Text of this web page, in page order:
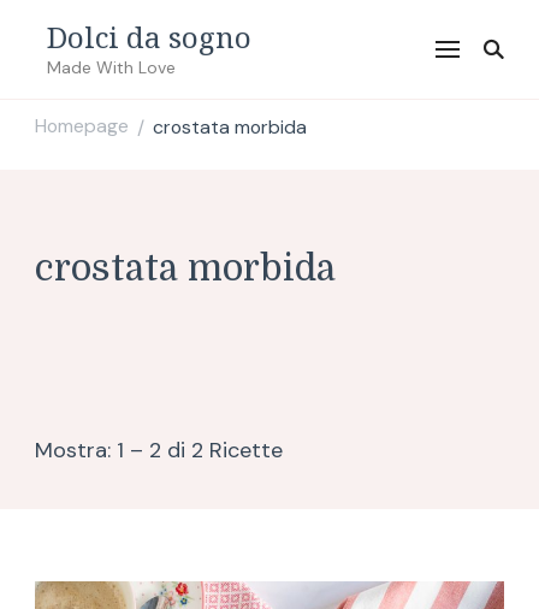
Dolci da sogno
Made With Love
Homepage / crostata morbida
crostata morbida
Mostra: 1 – 2 di 2 Ricette